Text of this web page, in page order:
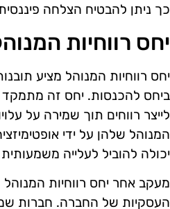
כך ניתן להבטיח הצלחה
יחס רווחיות
יחס רווחיות המנוהל מציע
ביחס להכנסות. יחס זה
לייצר רווחים תוך שמירה על
המנוהל שלהן על ידי
יכולה להוביל לעלייה
מעקב אחר יחס רווחיות
העסקיות של החברה. חברות